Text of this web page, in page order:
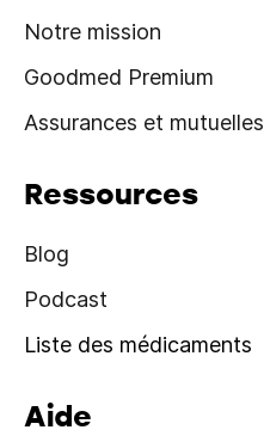
Notre mission
Goodmed Premium
Assurances et mutuelles
Ressources
Blog
Podcast
Liste des médicaments
Aide